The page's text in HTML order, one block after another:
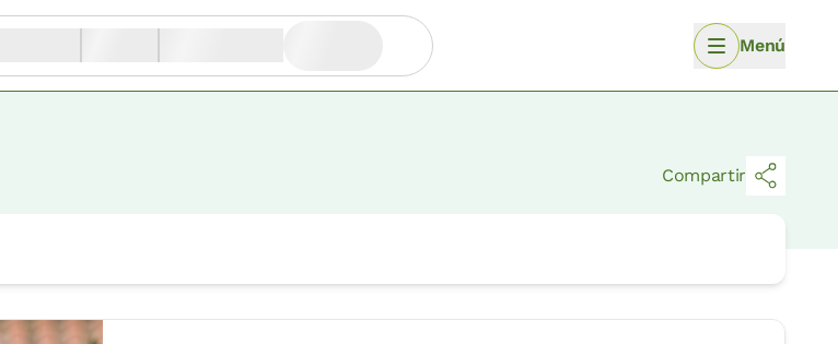
Menú
Compartir